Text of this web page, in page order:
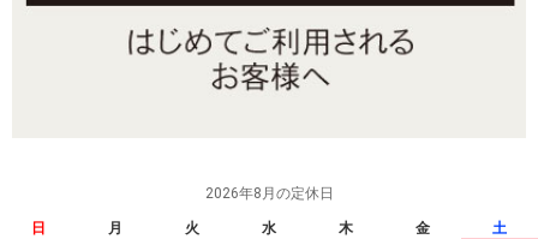
2026年8月の定休日
日 月 火 水 木 金
土